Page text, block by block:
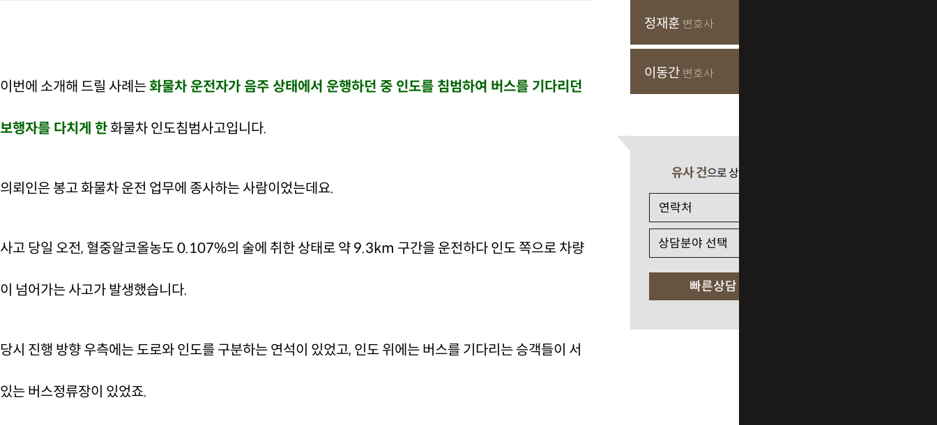
이번에 소개해 드릴 사례는화물차 운전자가 음주 상태에서 운행하던 중 인도를 침범하여 버스를 기다리던
보행자를 다치게 한 화물차 인도침범사고입니다.
의뢰인은 봉고 화물차 운전 업무에 종사하는 사람이었는데요.
사고 당일 오전, 혈중알코올농도 0.107%의 술에 취한 상태로 약 9.3km 구간을 운전하다 인도 쪽으로 차량
이 넘어가는 사고가 발생했습니다.
당시 진행 방향 우측에는 도로와 인도를 구분하는 연석이 있었고, 인도 위에는 버스를 기다리는 승객들이 서
있는 버스정류장이 있었죠.
정재훈 변호사
이동간 변호사
유사 건으로 상담 필요 시